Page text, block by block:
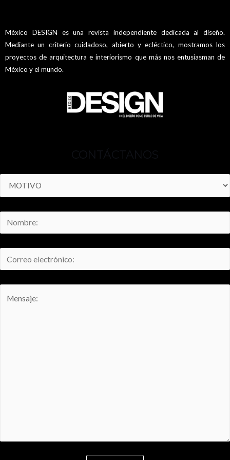
México DESIGN es una revista independiente dedicada al diseño.
Mediante un criterio cuidadoso, abierto y ecléctico, mostramos los
proyectos de arquitectura e interiorismo que más nos entusiasman de
México y el mundo.
CONTÁCTANOS